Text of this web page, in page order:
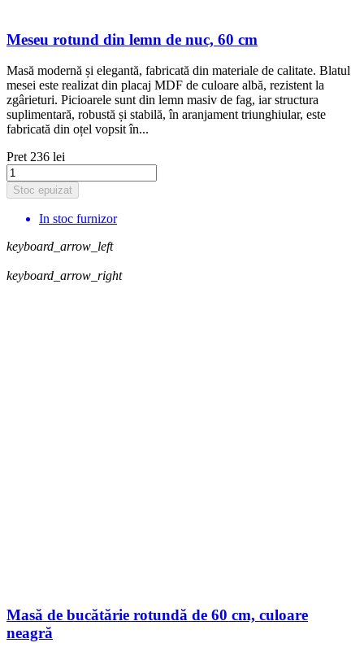
Meseu rotund din lemn de nuc, 60 cm
Masă modernă și elegantă, fabricată din materiale de calitate. Blatul
mesei este realizat din placaj MDF de culoare albă, rezistent la
zgârieturi. Picioarele sunt din lemn masiv de fag, iar structura
suplimentară, robustă și stabilă, în aranjament triunghiular, este
fabricată din oțel vopsit în...
Pret 236 lei
Stoc epuizat
In stoc furnizor
keyboard_arrow_left
keyboard_arrow_right
Masă de bucătărie rotundă de 60 cm, culoare
neagră